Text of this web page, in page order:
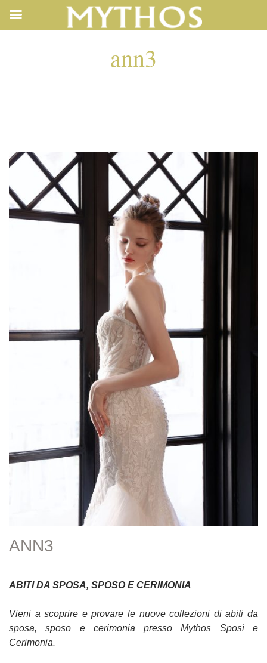
ann3
ANN3
ABITI DA SPOSA, SPOSO E CERIMONIA
Vieni a scoprire e provare le nuove collezioni di abiti da
sposa, sposo e cerimonia presso Mythos Sposi e
Cerimonia.